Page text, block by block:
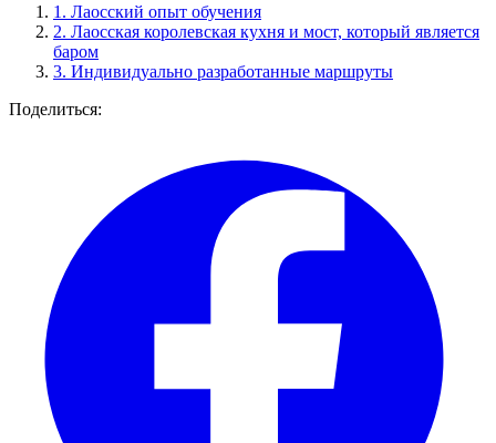
1. Лаосский опыт обучения
2. Лаосская королевская кухня и мост, который является
баром
3. Индивидуально разработанные маршруты
Поделиться: